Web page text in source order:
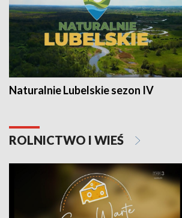
Naturalnie Lubelskie sezon IV
ROLNICTWO I WIEŚ